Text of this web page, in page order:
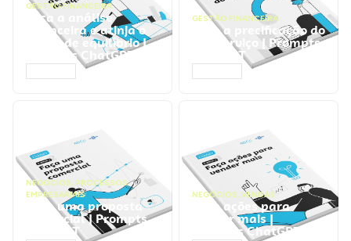
GESTÃO FINANCEIRA
Faça a análise
financeira e atinja o
ponto de equilíbrio |
Prompts ChatGPT
GESTÃO FINANCEIRA
Faça a precificação do
seu serviço | Prompts
ChatGPT
NEGÓCIOS, PROCESSOS
EMPRESARIAIS
Faça uma proposta
comercial | Prompts
ChatGPT
NEGÓCIOS, VENDAS
Faça ações para
vender mais |
Prompts ChatGPT